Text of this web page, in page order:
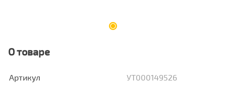
О товаре
Артикул
УТ000149526